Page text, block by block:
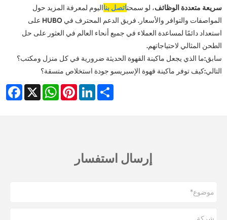
سريعة متعددة الوظائف، لو سمحتاتصل بنااليوم لمعرفة المزيد حول
المواصفات والتوافر والأسعار. فريق الدعم المحترف في HUBO على
استعداد دائمًا لمساعدة العملاء في جميع أنحاء العالم في العثور على حل
الطحن المثالي لاحتياجاتهم.
سابق:ما الذي يجعل ماكينة القهوة الحديثة ضرورية في كل منزل ومكتب؟
التالي:كيف توفر ماكينة قهوة الإسبريسو جودة استخلاص متسقة؟
X
WhatsAppPinterestLinkedIn Share
إرسال استفسار